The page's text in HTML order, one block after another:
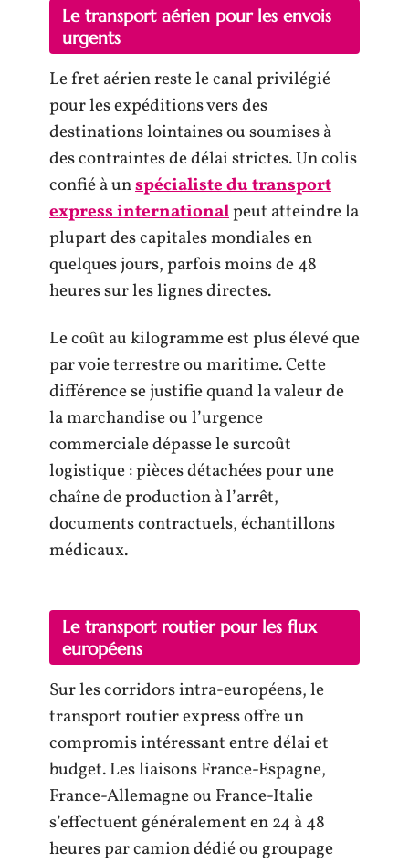
Le transport aérien pour les envois
urgents
Le fret aérien reste le canal privilégié
pour les expéditions vers des
destinations lointaines ou soumises à
des contraintes de délai strictes. Un colis
confié à unspécialiste du transport
express internationalpeut atteindre la
plupart des capitales mondiales en
quelques jours, parfois moins de 48
heures sur les lignes directes.
Le coût au kilogramme est plus élevé que
par voie terrestre ou maritime. Cette
différence se justifie quand la valeur de
la marchandise ou l’urgence
commerciale dépasse le surcoût
logistique : pièces détachées pour une
chaîne de production à l’arrêt,
documents contractuels, échantillons
médicaux.
Le transport routier pour les flux
européens
Sur les corridors intra-européens, le
transport routier express offre un
compromis intéressant entre délai et
budget. Les liaisons France-Espagne,
France-Allemagne ou France-Italie
s’effectuent généralement en 24 à 48
heures par camion dédié ou groupage